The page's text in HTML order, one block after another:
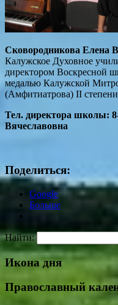
Сковородникова Елена
Калужское Духовное
директором Воскресной
медалью Калужской
(Амфитиатрова) II
Тел. директора школы:
Вячеславовна
Поделиться:
Google
Больше
Найти:
Икона дня
Православный